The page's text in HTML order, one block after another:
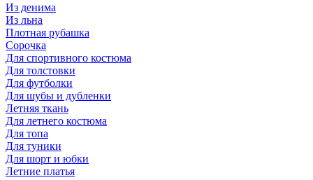
Из денима
Из льна
Плотная рубашка
Сорочка
Для спортивного костюма
Для толстовки
Для футболки
Для шубы и дубленки
Летняя ткань
Для летнего костюма
Для топа
Для туники
Для шорт и юбки
Летние платья